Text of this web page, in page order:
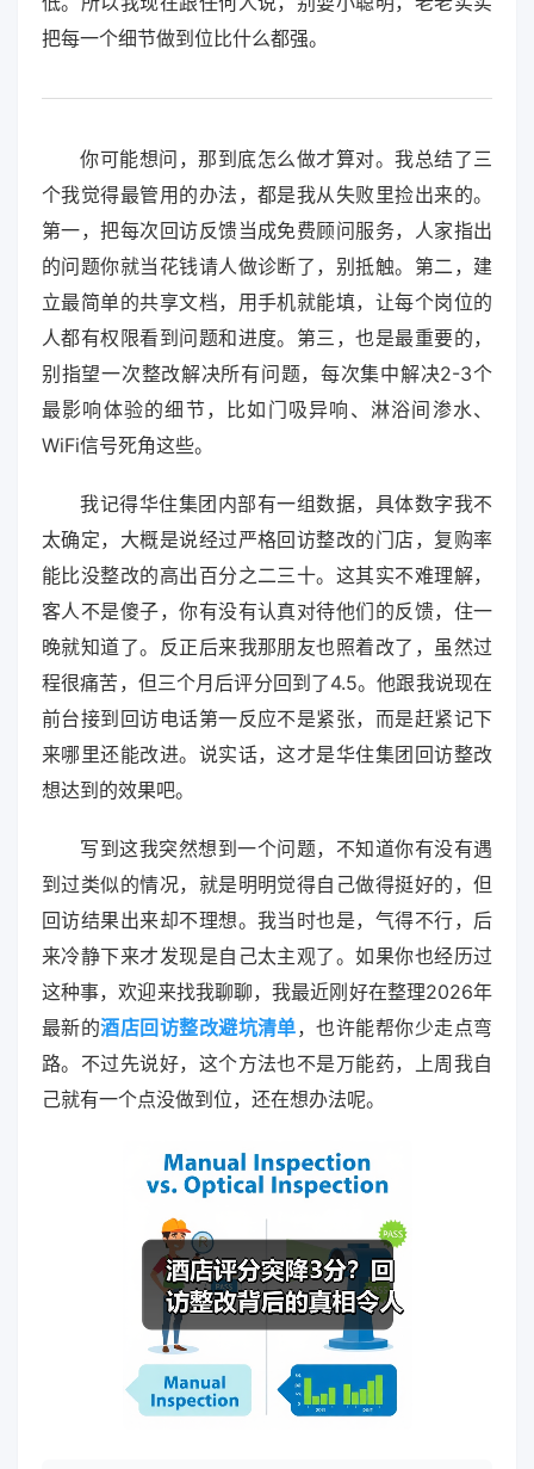
把每一个细节做到位比什么都强。
你可能想问，那到底怎么做才算对。我总结了三
个我觉得最管用的办法，都是我从失败里捡出来的。
第一，把每次回访反馈当成免费顾问服务，人家指出
的问题你就当花钱请人做诊断了，别抵触。第二，建
立最简单的共享文档，用手机就能填，让每个岗位的
人都有权限看到问题和进度。第三，也是最重要的，
别指望一次整改解决所有问题，每次集中解决2-3个
最影响体验的细节，比如门吸异响、淋浴间渗水、
WiFi信号死角这些。
我记得华住集团内部有一组数据，具体数字我不
太确定，大概是说经过严格回访整改的门店，复购率
能比没整改的高出百分之二三十。这其实不难理解，
客人不是傻子，你有没有认真对待他们的反馈，住一
晚就知道了。反正后来我那朋友也照着改了，虽然过
程很痛苦，但三个月后评分回到了4.5。他跟我说现在
前台接到回访电话第一反应不是紧张，而是赶紧记下
来哪里还能改进。说实话，这才是华住集团回访整改
想达到的效果吧。
写到这我突然想到一个问题，不知道你有没有遇
到过类似的情况，就是明明觉得自己做得挺好的，但
回访结果出来却不理想。我当时也是，气得不行，后
来冷静下来才发现是自己太主观了。如果你也经历过
这种事，欢迎来找我聊聊，我最近刚好在整理2026年
最新的酒店回访整改避坑清单，也许能帮你少走点弯
路。不过先说好，这个方法也不是万能药，上周我自
己就有一个点没做到位，还在想办法呢。